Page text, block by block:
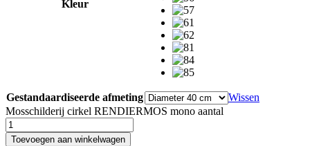
Kleur
Gestandaardiseerde afmeting
Wissen
Mosschilderij cirkel RENDIERMOS mono aantal
Toevoegen aan winkelwagen